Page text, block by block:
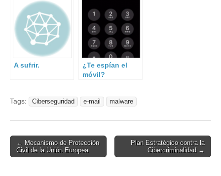
críticas de un
país
A sufrir.
¿Te espían el
móvil?
Tags: Ciberseguridad e-mail malware
Post
navigation
← Mecanismo de Protección
Civil de la Unión Europea
Plan Estratégico contra la
Cibercriminalidad →